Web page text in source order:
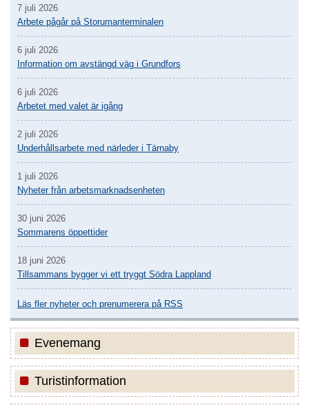
7 juli 2026
Arbete pågår på Storumanterminalen
6 juli 2026
Information om avstängd väg i Grundfors
6 juli 2026
Arbetet med valet är igång
2 juli 2026
Underhållsarbete med närleder i Tärnaby
1 juli 2026
Nyheter från arbetsmarknadsenheten
30 juni 2026
Sommarens öppettider
18 juni 2026
Tillsammans bygger vi ett tryggt Södra Lappland
Läs fler nyheter och prenumerera på RSS
Evenemang
Turistinformation